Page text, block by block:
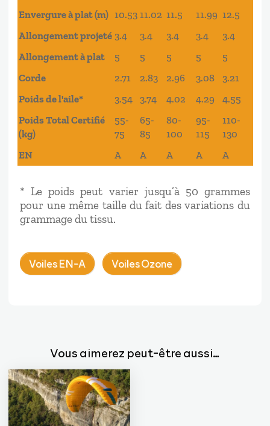
Envergure à plat (m) 10.53 11.02 11.5 11.99 12.5
Allongement projeté 3.4 3.4 3.4 3.4
3.4
Allongement à plat
5 5 5 5
5
Corde
2.71 2.83 2.96 3.08
3.21
Poids de l'aile*
3.54 3.74 4.02 4.29
4.55
Poids Total Certifié
(kg)
55-
75
65-
85
80-
100
95-
115
110-
130
EN
A A A A A
* Le poids peut varier jusqu’à 50 grammes
pour une même taille du fait des variations du
grammage du tissu.
Voiles EN-A Voiles Ozone
Vous aimerez peut-être aussi…